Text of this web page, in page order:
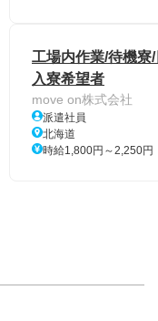
工場内作業/待機寮
入寮希望者
move on株式会社
派遣社員
北海道
時給1,800円～2,250円